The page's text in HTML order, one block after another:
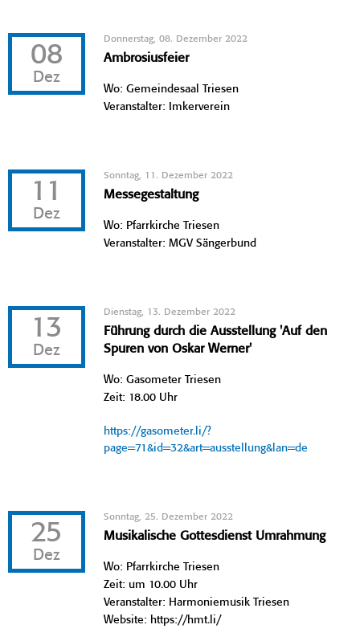
08
Dez
Donnerstag, 08. Dezember 2022
Ambrosiusfeier
Wo: Gemeindesaal Triesen
Veranstalter: Imkerverein
11
Dez
Sonntag, 11. Dezember 2022
Messegestaltung
Wo: Pfarrkirche Triesen
Veranstalter: MGV Sängerbund
13
Dez
Dienstag, 13. Dezember 2022
Führung durch die Ausstellung 'Auf den
Spuren von Oskar Werner'
Wo: Gasometer Triesen
Zeit: 18.00 Uhr
https://gasometer.li/?
page=71&id=32&art=ausstellung&lan=de
25
Dez
Sonntag, 25. Dezember 2022
Musikalische Gottesdienst Umrahmung
Wo: Pfarrkirche Triesen
Zeit: um 10.00 Uhr
Veranstalter: Harmoniemusik Triesen
Website: https://hmt.li/